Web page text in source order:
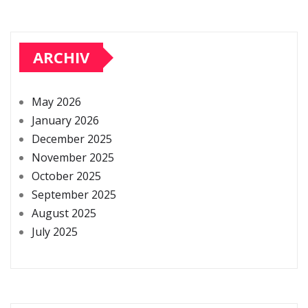
ARCHIV
May 2026
January 2026
December 2025
November 2025
October 2025
September 2025
August 2025
July 2025